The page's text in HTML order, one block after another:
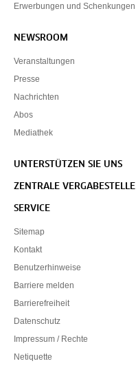
Erwerbungen und Schenkungen
NEWSROOM
Veranstaltungen
Presse
Nachrichten
Abos
Mediathek
UNTERSTÜTZEN SIE UNS
ZENTRALE VERGABESTELLE
SERVICE
Sitemap
Kontakt
Benutzerhinweise
Barriere melden
Barrierefreiheit
Datenschutz
Impressum / Rechte
Netiquette